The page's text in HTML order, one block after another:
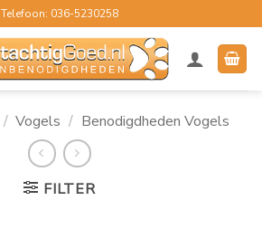
Telefoon: 036-5230258
/ Vogels / Benodigdheden Vogels
FILTER